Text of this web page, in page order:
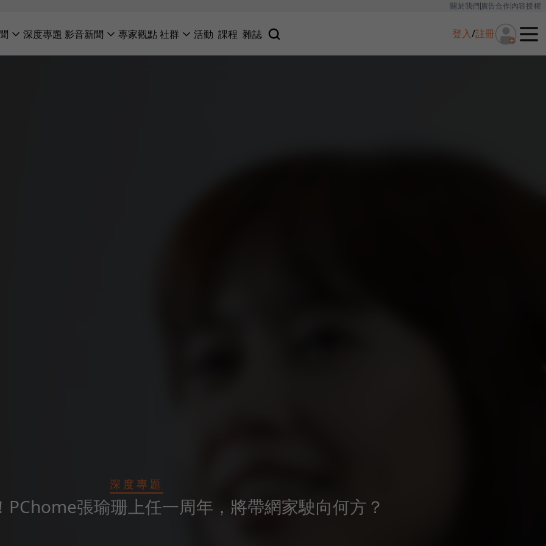
關於我們廣告合作內容授權
深度專題 影音新聞 專家觀點社群 活動 課程 雜誌 登入/註冊
深度專題
PChome張瑜珊上任一周年，將帶網家駛向何方？